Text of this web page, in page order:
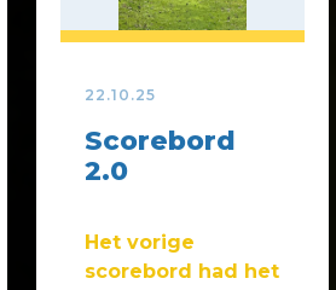
22.10.25
Scorebord
2.0
Het vorige
scorebord had het